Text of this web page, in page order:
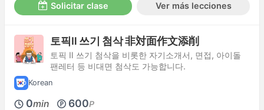
Solicitar clase Ver más lecciones
토픽Ⅱ 쓰기 첨삭 非対面作文添削
토픽 Ⅱ 쓰기 첨삭을 비롯한 자기소개서, 면접, 아이돌
팬레터 등 비대면 첨삭도 가능합니다.
Korean
0min 600P